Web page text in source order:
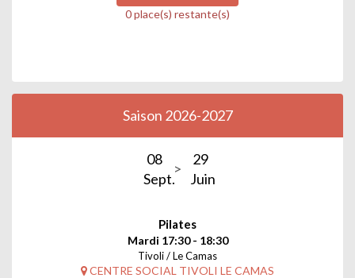
0 place(s) restante(s)
Saison 2026-2027
08
Sept.
29
Juin
Pilates
Mardi 17:30 - 18:30
Tivoli / Le Camas
CENTRE SOCIAL TIVOLI LE CAMAS